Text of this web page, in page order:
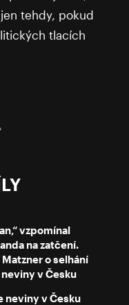
tehdy, pokud
tlacích
vzpomínal
na zatčení.
o selhání
v Česku
neviny v Česku